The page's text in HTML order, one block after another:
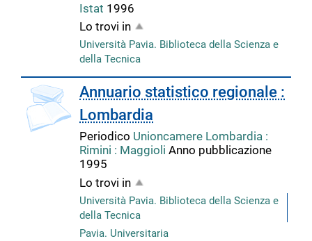
Istat 1996
Lo trovi in
Università Pavia. Biblioteca della Scienza e
della Tecnica
copertina
Annuario statistico regionale :
Lombardia
Periodico Unioncamere Lombardia :
Rimini : MaggioliAnno pubblicazione
1995
Lo trovi in
Università Pavia. Biblioteca della Scienza e
della Tecnica
Pavia. Universitaria